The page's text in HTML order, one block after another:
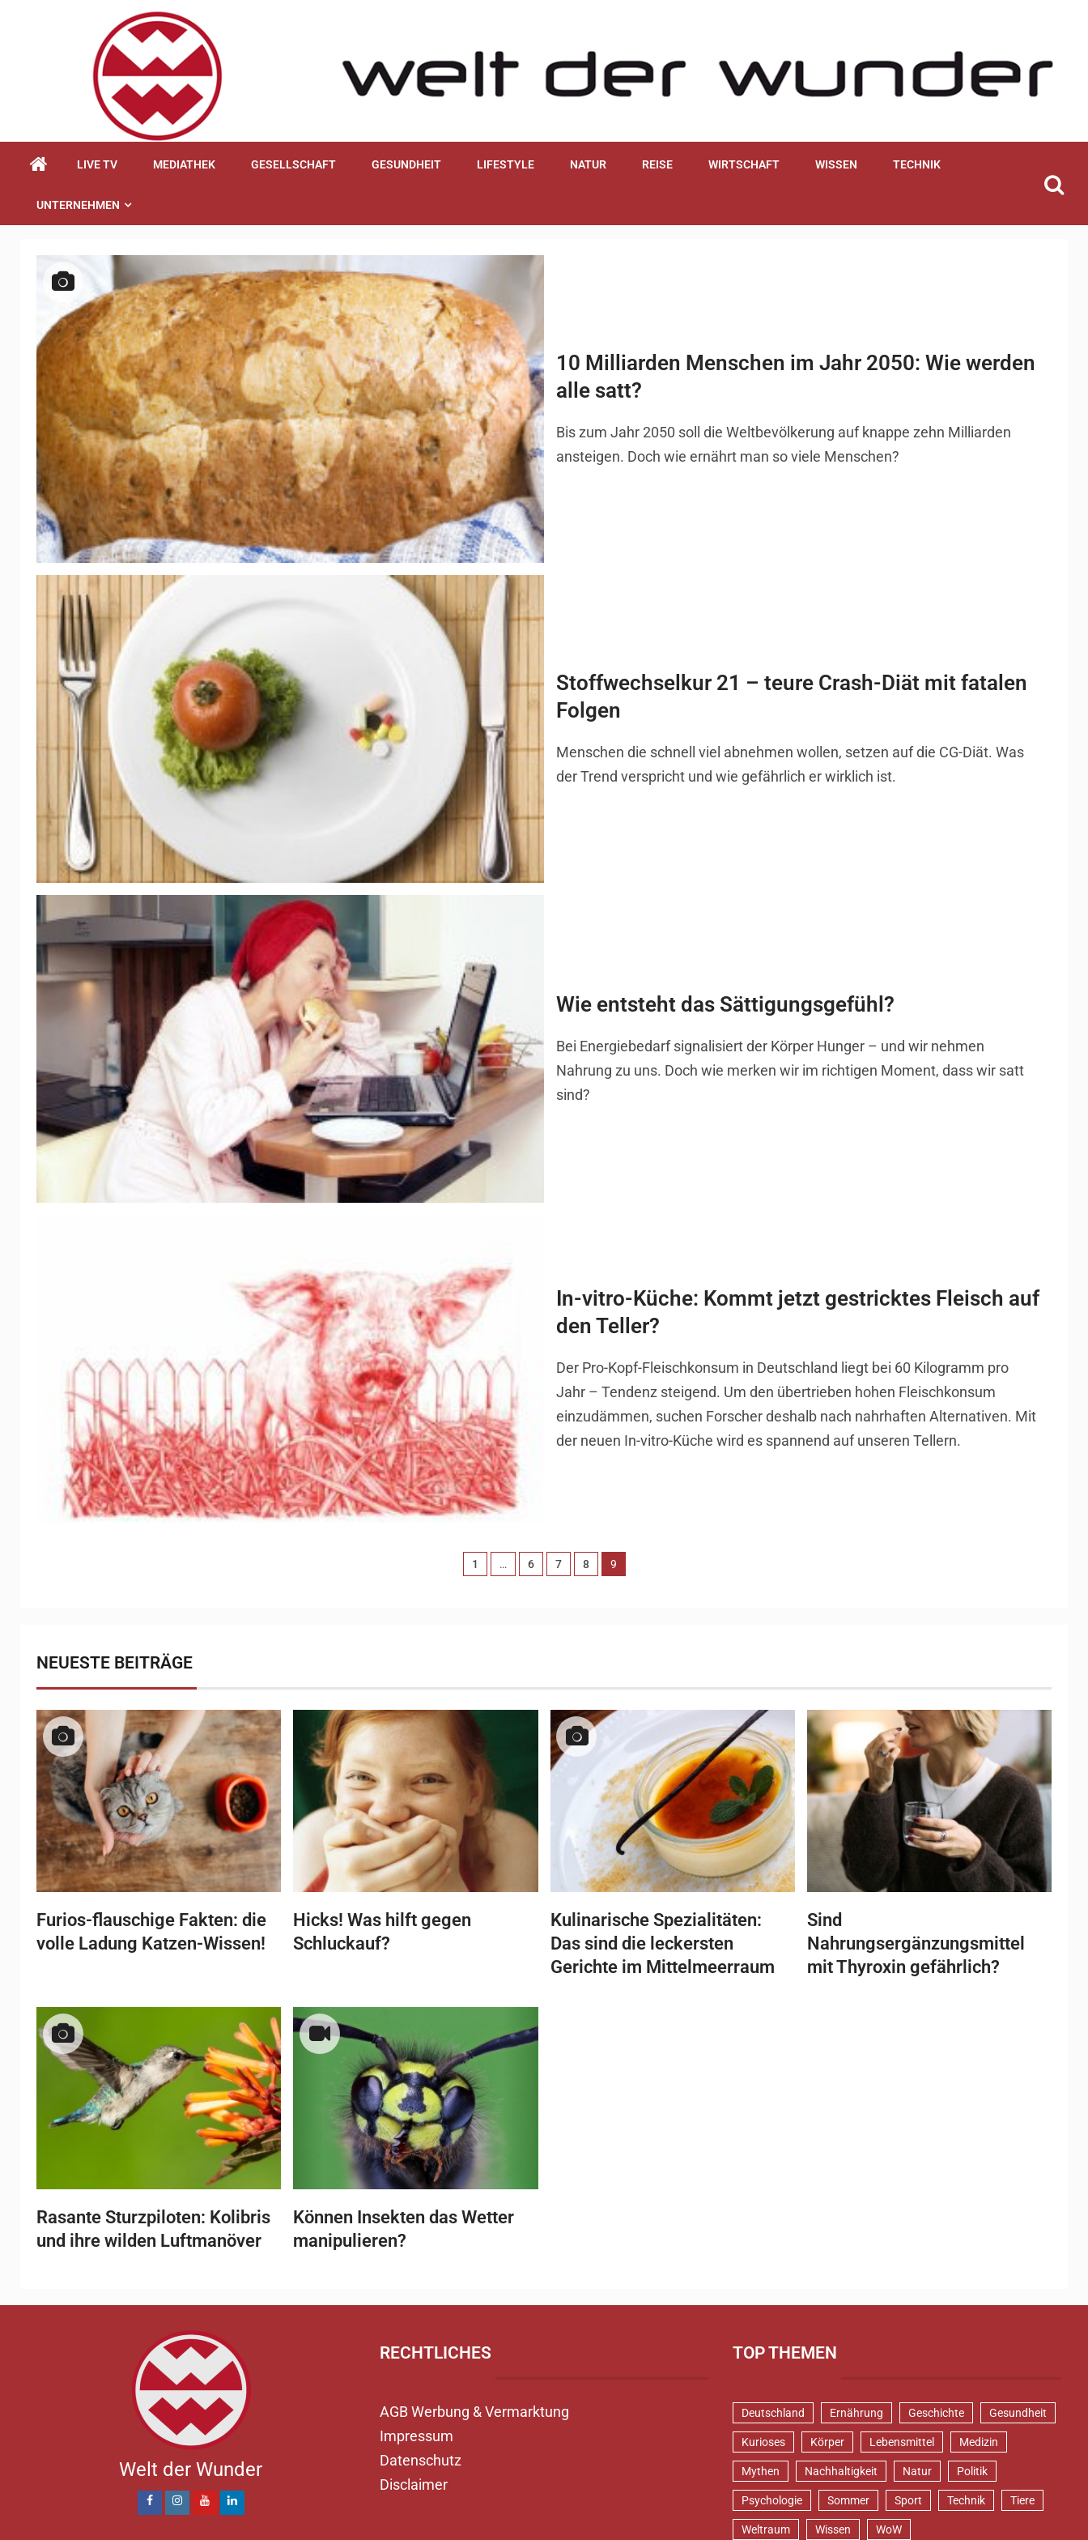
LIVE TV MEDIATHEK GESELLSCHAFT GESUNDHEIT LIFESTYLE NATUR REISE WIRTSCHAFT WISSEN TECHNIK
UNTERNEHMEN
10 Milliarden Menschen im Jahr 2050: Wie werden
alle satt?
Bis zum Jahr 2050 soll die Weltbevölkerung auf knappe zehn Milliarden
ansteigen. Doch wie ernährt man so viele Menschen?
Stoffwechselkur 21 – teure Crash-Diät mit fatalen
Folgen
Menschen die schnell viel abnehmen wollen, setzen auf die CG-Diät. Was
der Trend verspricht und wie gefährlich er wirklich ist.
Wie entsteht das Sättigungsgefühl?
Bei Energiebedarf signalisiert der Körper Hunger – und wir nehmen
Nahrung zu uns. Doch wie merken wir im richtigen Moment, dass wir satt
sind?
In-vitro-Küche: Kommt jetzt gestricktes Fleisch auf
den Teller?
Der Pro-Kopf-Fleischkonsum in Deutschland liegt bei 60 Kilogramm pro
Jahr – Tendenz steigend. Um den übertrieben hohen Fleischkonsum
einzudämmen, suchen Forscher deshalb nach nahrhaften Alternativen. Mit
der neuen In-vitro-Küche wird es spannend auf unseren Tellern.
1 … 6 7 8 9
NEUESTE BEITRÄGE
Furios-flauschige Fakten: die
volle Ladung Katzen-Wissen!
Hicks! Was hilft gegen
Schluckauf?
Kulinarische Spezialitäten:
Das sind die leckersten
Gerichte im Mittelmeerraum
Sind
Nahrungsergänzungsmittel
mit Thyroxin gefährlich?
Rasante Sturzpiloten: Kolibris
und ihre wilden Luftmanöver
Können Insekten das Wetter
manipulieren?
Welt der Wunder
RECHTLICHES
AGB Werbung & Vermarktung
Impressum
Datenschutz
Disclaimer
TOP THEMEN
Deutschland Ernährung Geschichte Gesundheit
Kurioses Körper Lebensmittel Medizin
Mythen Nachhaltigkeit Natur Politik
Psychologie Sommer Sport Technik Tiere
Weltraum Wissen WoW